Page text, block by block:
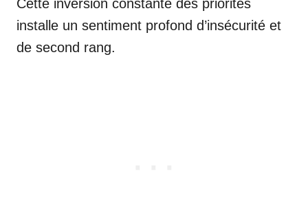
Cette inversion constante des priorités
installe un sentiment profond d’insécurité et
de second rang.